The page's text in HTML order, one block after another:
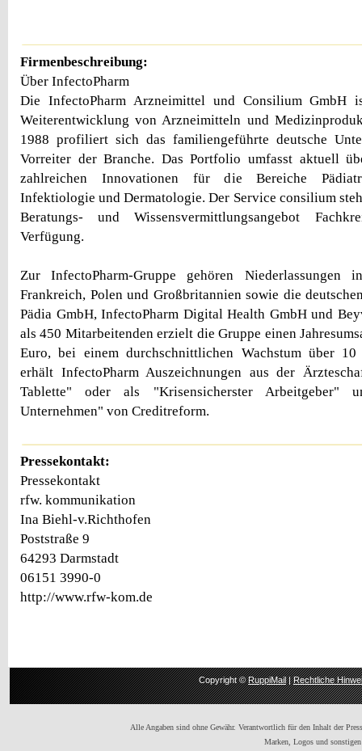
Firmenbeschreibung:
Über InfectoPharm
Die InfectoPharm Arzneimittel und Consilium GmbH
Weiterentwicklung von Arzneimitteln und
1988 profiliert sich das familiengeführte deutsche
Vorreiter der Branche. Das Portfolio umfasst aktuell
zahlreichen Innovationen für die Bereiche
Infektiologie und Dermatologie. Der Service consilium
Beratungs- und Wissensvermittlungsangebot
Verfügung.
Zur InfectoPharm-Gruppe gehören Niederlassungen
Frankreich, Polen und Großbritannien sowie die
Pädia GmbH, InfectoPharm Digital Health GmbH und
als 450 Mitarbeitenden erzielt die Gruppe einen
Euro, bei einem durchschnittlichen Wachstum über 10
erhält InfectoPharm Auszeichnungen aus der
Tablette" oder als "Krisensicherster Arbeitgeber"
Unternehmen" von Creditreform.
Pressekontakt:
Pressekontakt
rfw. kommunikation
Ina Biehl-v.Richthofen
Poststraße 9
64293 Darmstadt
06151 3990-0
http://www.rfw-kom.de
Copyright ©RuppiMail|Rechtliche
Alle Angaben sind ohne Gewähr. Verantwortlich für den Inhalt der
Marken, Logos und